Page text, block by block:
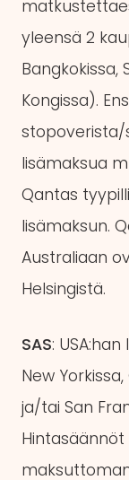
yleensä 2
Bangkokissa,
Kongissa).
stopoverista/
lisämaksua
Qantas
lisämaksun.
Australiaan
Helsingistä.
SAS:
New
ja/tai San